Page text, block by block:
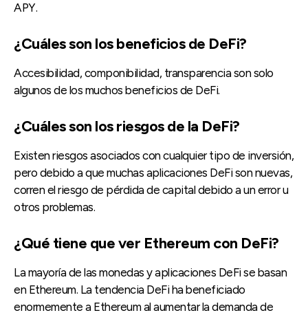
APY.
¿Cuáles son los beneficios de DeFi?
Accesibilidad, componibilidad, transparencia son solo
algunos de los muchos beneficios de DeFi.
¿Cuáles son los riesgos de la DeFi?
Existen riesgos asociados con cualquier tipo de inversión,
pero debido a que muchas aplicaciones DeFi son nuevas,
corren el riesgo de pérdida de capital debido a un error u
otros problemas.
¿Qué tiene que ver Ethereum con DeFi?
La mayoría de las monedas y aplicaciones DeFi se basan
en Ethereum. La tendencia DeFi ha beneficiado
enormemente a Ethereum al aumentar la demanda de